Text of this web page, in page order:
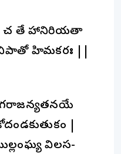
చ తే హానిరియతా
హిమకరః ||
|
విలస-